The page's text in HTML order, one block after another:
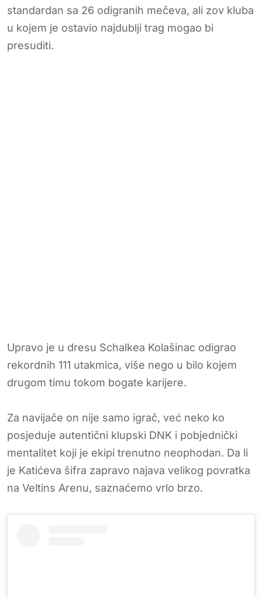
standardan sa 26 odigranih mečeva, ali zov kluba
u kojem je ostavio najdublji trag mogao bi
presuditi.
Upravo je u dresu Schalkea Kolašinac odigrao
rekordnih 111 utakmica, više nego u bilo kojem
drugom timu tokom bogate karijere.
Za navijače on nije samo igrač, već neko ko
posjeduje autentični klupski DNK i pobjednički
mentalitet koji je ekipi trenutno neophodan. Da li
je Katićeva šifra zapravo najava velikog povratka
na Veltins Arenu, saznaćemo vrlo brzo.